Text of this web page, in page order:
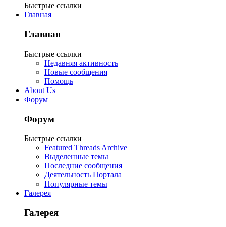
Быстрые ссылки
Главная
Главная
Быстрые ссылки
Недавняя активность
Новые сообщения
Помощь
About Us
Форум
Форум
Быстрые ссылки
Featured Threads Archive
Выделенные темы
Последние сообщения
Деятельность Портала
Популярные темы
Галерея
Галерея